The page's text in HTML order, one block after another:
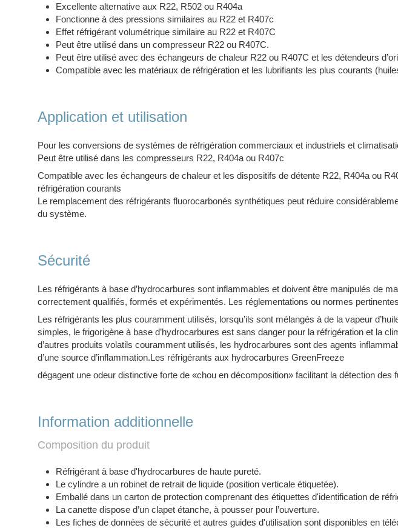
Excellente alternative aux R22, R502 ou R404a
Fonctionne à des pressions similaires au R22 et R407c
Effet réfrigérant volumétrique similaire au R22 et R407C
Peut être utilisé dans un compresseur R22 ou R407C.
Peut être utilisé avec des échangeurs de chaleur R22 ou R407C et les détendeurs
Compatible avec les matériaux de réfrigération et les lubrifiants les plus courants
Application et utilisation
Pour les conversions de systèmes de réfrigération commerciaux et industriels et
Peut être utilisé dans les compresseurs R22, R404a ou R407c
Compatible avec les échangeurs de chaleur et les dispositifs de détente R22, R404a ou
réfrigération courants
Le remplacement des réfrigérants fluorocarbonés synthétiques peut réduire
du système.
Sécurité
Les réfrigérants à base d’hydrocarbures sont inflammables et doivent être manipulés de
correctement qualifiés, formés et expérimentés. Les réglementations ou normes
Les réfrigérants les plus couramment utilisés, lorsqu’ils sont mélangés à de la vapeur
simples, le frigorigène à base d’hydrocarbures est sans danger pour la réfrigération et la
d’autres produits volatils couramment utilisés, les hydrocarbures sont des agents
d’une source d’inflammation.Les réfrigérants aux hydrocarbures GreenFreeze
dégagent une odeur distinctive forte de «chou en décomposition» facilitant la détection des
Information additionnelle
Composition du produit
Réfrigérant à base d'hydrocarbures de haute pureté.
Le cylindre a un robinet de retrait de liquide (position verticale étiquetée).
Emballé dans un carton de protection comprenant des étiquettes d'identification de
La canette dispose d’un clapet étanche, à pousser pour l’ouverture.
Les fiches de données de sécurité et autres guides d'utilisation sont disponibles en